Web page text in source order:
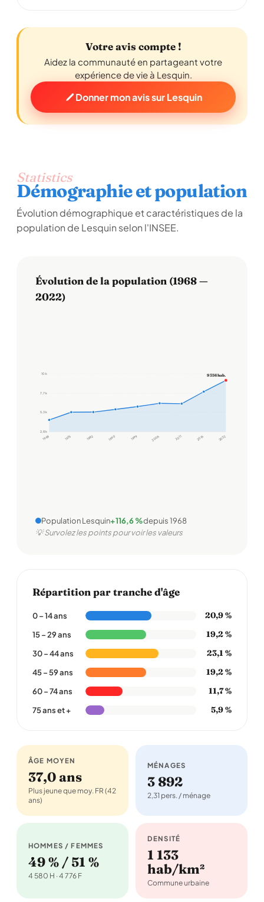
Votre avis compte !
Aidez la communauté en partageant votre
expérience de vie à Lesquin.
Donner mon avis sur Lesquin
Statistics
Démographie et population
Évolution démographique et caractéristiques de la
population de Lesquin selon l'INSEE.
Évolution de la population (1968 —
2022)
2,8 k
5,3 k
7,7 k
10 k
1968 1975 1982 1990 1999 2006 2011 2016 2022
9 356 hab.
Population Lesquin+116,6 %depuis 1968
💡 Survolez les points pour voir les valeurs
Répartition par tranche d'âge
0 – 14 ans 20,9 %
15 – 29 ans 19,2 %
30 – 44 ans 23,1 %
45 – 59 ans 19,2 %
60 – 74 ans 11,7 %
75 ans et + 5,9 %
ÂGE MOYEN
37,0 ans
Plus jeune que moy. FR (42
ans)
MÉNAGES
3 892
2,31 pers. / ménage
HOMMES / FEMMES
49 % / 51 %
4 580 H · 4 776 F
DENSITÉ
1 133
hab/km²
Commune urbaine